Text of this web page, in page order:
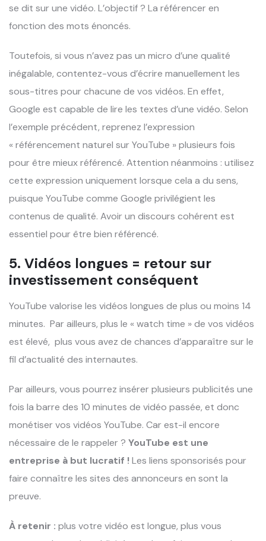
se dit sur une vidéo. L’objectif ? La référencer en
fonction des mots énoncés.
Toutefois, si vous n’avez pas un micro d’une qualité
inégalable, contentez-vous d’écrire manuellement les
sous-titres pour chacune de vos vidéos. En effet,
Google est capable de lire les textes d’une vidéo. Selon
l’exemple précédent, reprenez l’expression
« référencement naturel sur YouTube » plusieurs fois
pour être mieux référencé. Attention néanmoins : utilisez
cette expression uniquement lorsque cela a du sens,
puisque YouTube comme Google privilégient les
contenus de qualité. Avoir un discours cohérent est
essentiel pour être bien référencé.
5. Vidéos longues = retour sur
investissement conséquent
YouTube valorise les vidéos longues de plus ou moins 14
minutes. Par ailleurs, plus le « watch time » de vos vidéos
est élevé, plus vous avez de chances d’apparaître sur le
fil d’actualité des internautes.
Par ailleurs, vous pourrez insérer plusieurs publicités une
fois la barre des 10 minutes de vidéo passée, et donc
monétiser vos vidéos YouTube. Car est-il encore
nécessaire de le rappeler ? YouTube est une
entreprise à but lucratif !Les liens sponsorisés pour
faire connaître les sites des annonceurs en sont la
preuve.
À retenir : plus votre vidéo est longue, plus vous